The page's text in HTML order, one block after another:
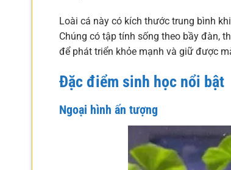
Loài cá này có kích thước trung bình
Chúng có tập tính sống theo bầy đàn,
để phát triển khỏe mạnh và giữ được
Đặc điểm sinh học nổi bật
Ngoại hình ấn tượng